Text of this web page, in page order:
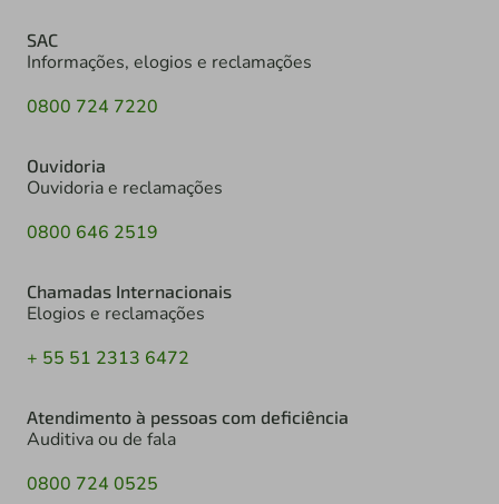
SAC
Informações, elogios e reclamações
0800 724 7220
Ouvidoria
Ouvidoria e reclamações
0800 646 2519
Chamadas Internacionais
Elogios e reclamações
+ 55 51 2313 6472
Atendimento à pessoas com deficiência
Auditiva ou de fala
0800 724 0525